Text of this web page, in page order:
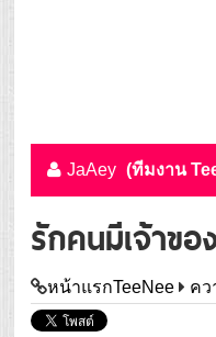
JaAey (ทีมงาน
รักคนมีเจ้าข
หน้าแรกTeeNee คว